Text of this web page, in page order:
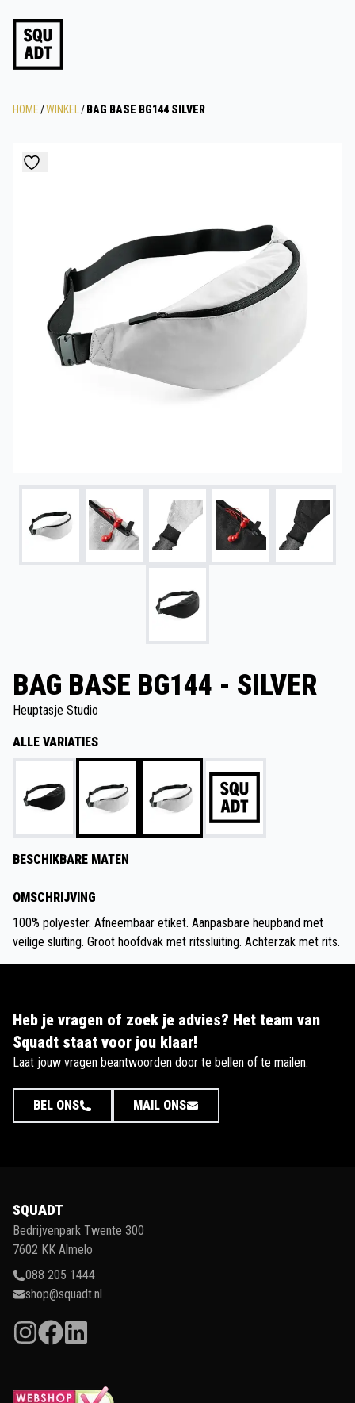
HOME/WINKEL / BAG BASE BG144 SILVER
BAG BASE BG144 - SILVER
Heuptasje Studio
ALLE VARIATIES
BESCHIKBARE MATEN
OMSCHRIJVING
100% polyester. Afneembaar etiket. Aanpasbare heupband met
veilige sluiting. Groot hoofdvak met ritssluiting. Achterzak met rits.
Heb je vragen of zoek je advies? Het team van
Squadt staat voor jou klaar!
Laat jouw vragen beantwoorden door te bellen of te mailen.
BEL ONS MAIL ONS
SQUADT
Bedrijvenpark Twente 300
7602 KK Almelo
088 205 1444
shop@squadt.nl